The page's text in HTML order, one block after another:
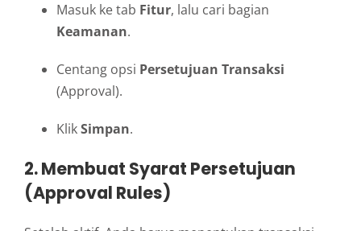
Masuk ke tab Fitur, lalu cari bagian
Keamanan.
Centang opsi Persetujuan Transaksi
(Approval).
KlikSimpan.
2. Membuat Syarat Persetujuan
(Approval Rules)